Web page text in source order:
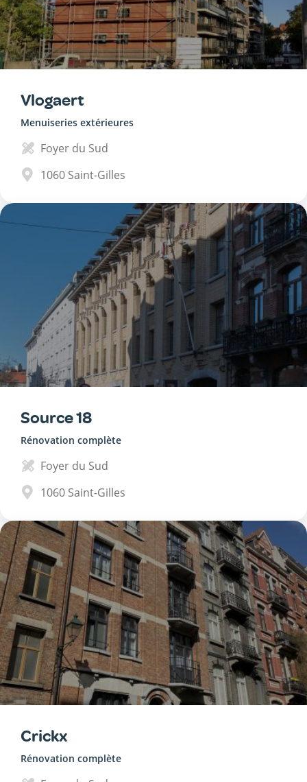
Vlogaert
Menuiseries extérieures
Foyer du Sud
1060 Saint-Gilles
Source 18
Rénovation complète
Foyer du Sud
1060 Saint-Gilles
Crickx
Rénovation complète